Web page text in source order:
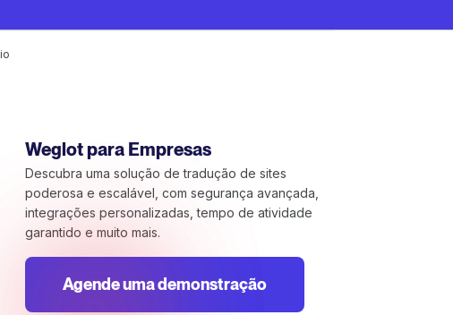
Weglot para Empresas
Descubra uma solução de tradução de sites
poderosa e escalável, com segurança avançada,
integrações personalizadas, tempo de atividade
garantido e muito mais.
Agende uma demonstração